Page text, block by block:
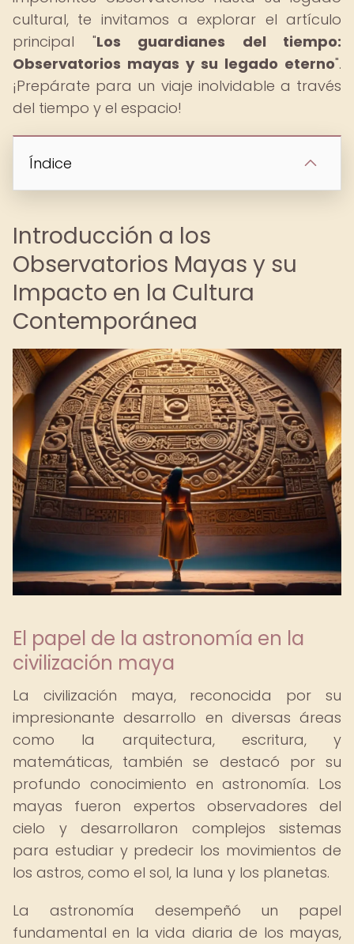
cultural, te invitamos a explorar el artículo
principal "Los guardianes del tiempo:
Observatorios mayas y su legado eterno".
¡Prepárate para un viaje inolvidable a través
del tiempo y el espacio!
Índice
Introducción a los
Observatorios Mayas y su
Impacto en la Cultura
Contemporánea
El papel de la astronomía en la
civilización maya
La civilización maya, reconocida por su
impresionante desarrollo en diversas áreas
como la arquitectura, escritura, y
matemáticas, también se destacó por su
profundo conocimiento en astronomía. Los
mayas fueron expertos observadores del
cielo y desarrollaron complejos sistemas
para estudiar y predecir los movimientos de
los astros, como el sol, la luna y los planetas.
La astronomía desempeñó un papel
fundamental en la vida diaria de los mayas,